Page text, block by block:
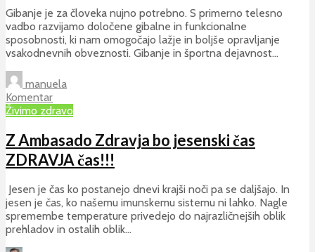
Gibanje je za človeka nujno potrebno. S primerno telesno
vadbo razvijamo določene gibalne in funkcionalne
sposobnosti, ki nam omogočajo lažje in boljše opravljanje
vsakodnevnih obveznosti. Gibanje in športna dejavnost...
manuela
Komentar
Živimo zdravo
Z Ambasado Zdravja bo jesenski čas
ZDRAVJA čas!!!
Jesen je čas ko postanejo dnevi krajši noči pa se daljšajo. In
jesen je čas, ko našemu imunskemu sistemu ni lahko. Nagle
spremembe temperature privedejo do najrazličnejših oblik
prehladov in ostalih oblik...